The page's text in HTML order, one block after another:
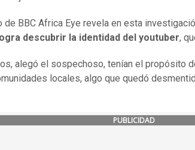
de BBC Africa Eye revela en esta
descubrir la identidad del youtuber,
alegó el sospechoso, tenían el propósito
locales, algo que quedó
PUBLICIDAD